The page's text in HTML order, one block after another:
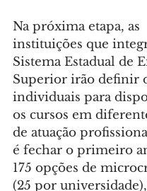
Na próxima etapa, as
instituições que
Sistema Estadual de
Superior irão definir
individuais para
os cursos em
de atuação
é fechar o primeiro
175 opções de
(25 por